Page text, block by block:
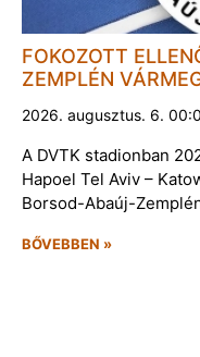
FOKOZOTT
ZEMPLÉN
2026. augusztus. 6.
A DVTK stadionban
Hapoel Tel Aviv –
Borsod-Abaúj-
BŐVEBBEN »